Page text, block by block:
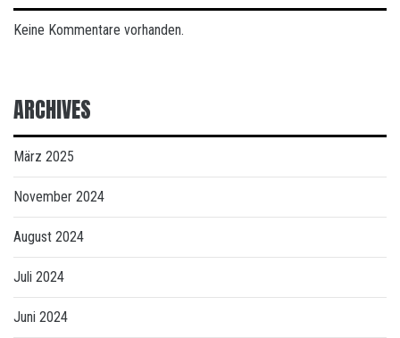
Keine Kommentare vorhanden.
ARCHIVES
März 2025
November 2024
August 2024
Juli 2024
Juni 2024